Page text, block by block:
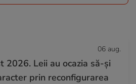
06 aug.
2026. Leii au ocazia să-și
prin reconfigurarea